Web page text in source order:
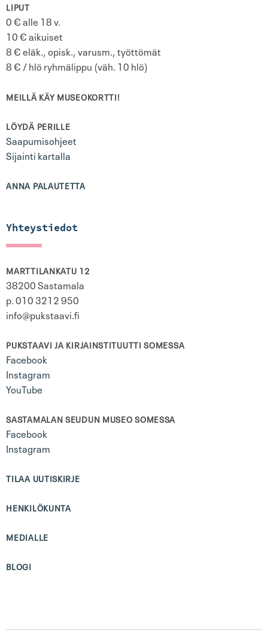
LIPUT
0 € alle 18 v.
10 € aikuiset
8 € eläk., opisk., varusm., työttömät
8 € / hlö ryhmälippu (väh. 10 hlö)
MEILLÄ KÄY MUSEOKORTTI!
LÖYDÄ PERILLE
Saapumisohjeet
Sijainti kartalla
ANNA PALAUTETTA
Yhteystiedot
MARTTILANKATU 12
38200 Sastamala
p. 010 3212 950
info@pukstaavi.fi
PUKSTAAVI JA KIRJAINSTITUUTTI SOMESSA
Facebook
Instagram
YouTube
SASTAMALAN SEUDUN MUSEO SOMESSA
Facebook
Instagram
TILAA UUTISKIRJE
HENKILÖKUNTA
MEDIALLE
BLOGI